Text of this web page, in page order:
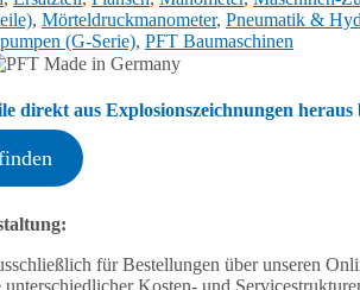
, Mörteldruckmanometer, Pneumatik &
(G-Serie), PFT Baumaschinen
direkt aus Explosionszeichnungen heraus
für Bestellungen über unseren